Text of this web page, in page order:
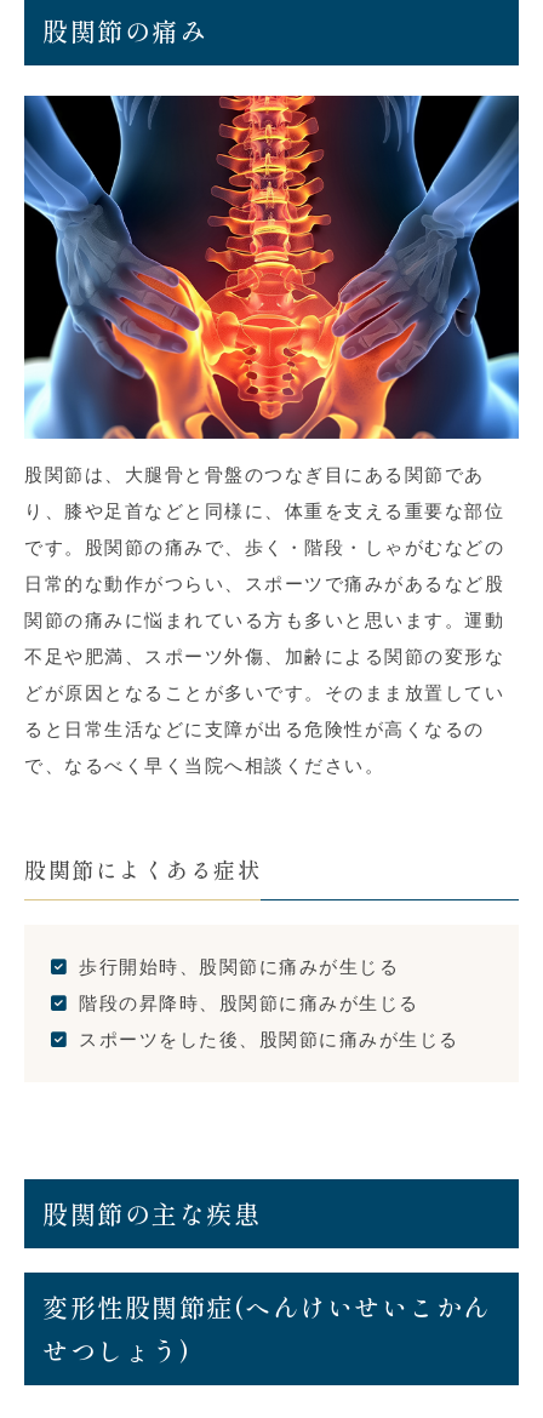
股関節の痛み
股関節は、大腿骨と骨盤のつなぎ目にある関節であ
り、膝や足首などと同様に、体重を支える重要な部位
です。股関節の痛みで、歩く・階段・しゃがむなどの
日常的な動作がつらい、スポーツで痛みがあるなど股
関節の痛みに悩まれている方も多いと思います。運動
不足や肥満、スポーツ外傷、加齢による関節の変形な
どが原因となることが多いです。そのまま放置してい
ると日常生活などに支障が出る危険性が高くなるの
で、なるべく早く当院へ相談ください。
股関節によくある症状
歩行開始時、股関節に痛みが生じる
階段の昇降時、股関節に痛みが生じる
スポーツをした後、股関節に痛みが生じる
股関節の主な疾患
変形性股関節症(へんけいせいこかん
せつしょう)